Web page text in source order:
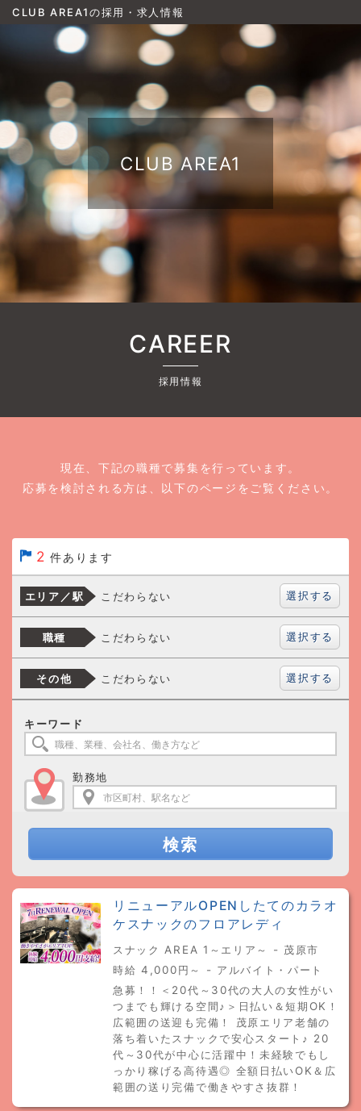
CLUB AREA1の採用・求人情報
CLUB AREA1
CAREER
採用情報
現在、下記の職種で募集を行っています。
応募を検討される方は、以下のページをご覧ください。
2 件あります
エリア／駅 こだわらない 選択する
職種 こだわらない 選択する
その他 こだわらない 選択する
キーワード
勤務地
検索
リニューアルOPENしたてのカラオ
ケスナックのフロアレディ
スナック AREA 1～エリア～ - 茂原市
時給 4,000円～ - アルバイト・パート
急募！！＜20代～30代の大人の女性がい
つまでも輝ける空間♪＞日払い＆短期OK！
広範囲の送迎も完備！ 茂原エリア老舗の
落ち着いたスナックで安心スタート♪ 20
代～30代が中心に活躍中！未経験でもし
っかり稼げる高待遇◎ 全額日払いOK＆広
範囲の送り完備で働きやすさ抜群！